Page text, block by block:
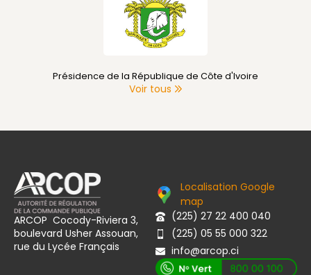
Présidence de la République de Côte d'Ivoire
Voir tous
ARCOP Cocody-Riviera 3,
boulevard Usher Assouan,
rue du Lycée Français
Localisation Google
map
(225) 27 22 400 040
(225) 05 55 000 322
info@arcop.ci